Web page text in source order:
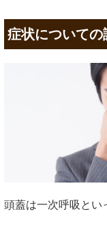
症状について
頭蓋は一次呼吸とい